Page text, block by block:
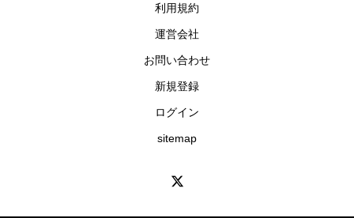
利用規約
運営会社
お問い合わせ
新規登録
ログイン
sitemap